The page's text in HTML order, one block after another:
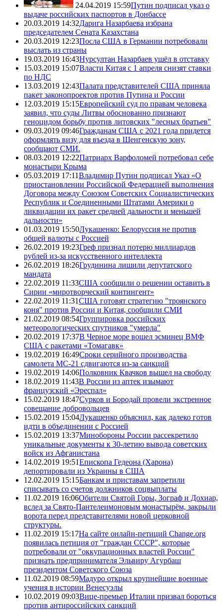
24.04.2019 15:59Путин подписал указ о
выдаче российских паспортов в Донбассе
20.03.2019 14:32Дарига Назарбаева избрана
председателем Сената Казахстана
20.03.2019 12:23Посла США в Германии потребовали
выслать из страны
19.03.2019 16:43Нурсултан Назарбаев ушёл в отставку
15.03.2019 15:07Власти Китая с 1 апреля снизят ставки
по НДС
13.03.2019 12:43Палата представителей США приняла
пакет законопроектов против Путина и России
12.03.2019 15:15Европейский суд по правам человека
заявил, что суды Литвы обоснованно признают
геноцидом борьбу против литовских "лесных братьев"
09.03.2019 09:46Гражданам США с 2021 года придется
оформлять визу для въезда в Шенгенскую зону,
сообщают СМИ.
08.03.2019 12:22Патриарх Варфоломей потребовал себе
монастыри Крыма
05.03.2019 17:11Владимир Путин подписал Указ «О
приостановлении Российской Федерацией выполнения
Договора между Союзом Советских Социалистических
Республик и Соединенными Штатами Америки о
ликвидации их ракет средней дальности и меньшей
дальности»
01.03.2019 15:50Лукашенко: Белоруссия не против
общей валюты с Россией
26.02.2019 19:23Греф признал потерю миллиардов
рублей из-за искусственного интеллекта
26.02.2019 18:26Грудинина лишили депутатского
мандата
22.02.2019 11:33США сообщили о решении оставить в
Сирии «миротворческий контингент»
22.02.2019 11:31США готовят стратегию "троянского
коня" против России и Китая, сообщили СМИ
21.02.2019 08:54Группировка российских
метеорологических спутников "умерла"
20.02.2019 17:37В Черное море вошел эсминец ВМФ
США с ракетами «Томагавк»
19.02.2019 16:49Сроки серийного производства
самолета МС-21 сдвигаются из-за санкций
19.02.2019 14:06Полковник Квачков вышел на свободу
18.02.2019 11:43В России из аптек изымают
французский «Эреспал»
15.02.2019 18:47Сурков и Бородай провели экстренное
совещание добровольцев
15.02.2019 15:04Лукашенко объяснил, как далеко готов
идти в объединении с Россией
15.02.2019 13:37Минобороны России рассекретило
уникальные документы к 30-летию вывода советских
войск из Афганистана
14.02.2019 19:51Епископа Гедеона (Харона)
депортировали из Украины в США
12.02.2019 15:15Банкам и приставам запретили
списывать со счетов должников соцвыплаты
11.02.2019 16:06Обители Святой Горы, Зограф и Дохиар,
вслед за Свято-Пантелеимоновым монастырём, закрыли
ворота перед представителями новой церковной
структуры.
11.02.2019 15:17На сайте онлайн-петиций Change.org
появилась петиция от "граждан СССР", которые
потребовали от "оккупационных властей России"
признать предпринимателя Эльвиру Агурбаш
президентом Советского Союза
11.02.2019 08:59Мадуро открыл крупнейшие военные
учения в истории Венесуэлы
10.02.2019 09:03Вице-премьер Италии призвал бороться
против антироссийских санкций